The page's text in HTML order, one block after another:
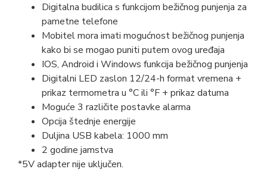
Digitalna budilica s funkcijom bežičnog punjenja za
pametne telefone
Mobitel mora imati mogućnost bežičnog punjenja
kako bi se mogao puniti putem ovog uređaja
IOS, Android i Windows funkcija bežičnog punjenja
Digitalni LED zaslon 12/24-h format vremena +
prikaz termometra u °C ili °F + prikaz datuma
Moguće 3 različite postavke alarma
Opcija štednje energije
Duljina USB kabela: 1000 mm
2 godine jamstva
*5V adapter nije uključen.